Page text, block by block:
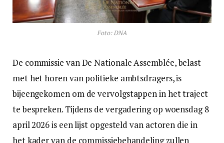
Foto: DNA
De commissie van De Nationale Assemblée, belast
met het horen van politieke ambtsdragers, is
bijeengekomen om de vervolgstappen in het traject
te bespreken. Tijdens de vergadering op woensdag 8
april 2026 is een lijst opgesteld van actoren die in
het kader van de commissiebehandeling zullen